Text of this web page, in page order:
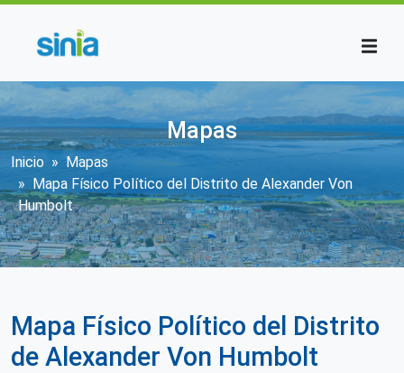
Mapas
Sobrescribir enlaces de ayuda a la
Inicio
Mapas
Mapa Físico Político del Distrito de Alexander Von
Humbolt
Mapa Físico Político del Distrito
de Alexander Von Humbolt